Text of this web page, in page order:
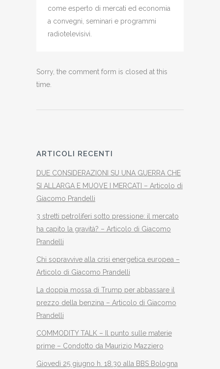
come esperto di mercati ed economia
a convegni, seminari e programmi
radiotelevisivi.
Sorry, the comment form is closed at this
time.
ARTICOLI RECENTI
DUE CONSIDERAZIONI SU UNA GUERRA CHE
SI ALLARGA E MUOVE I MERCATI – Articolo di
Giacomo Prandelli
3 stretti petroliferi sotto pressione: il mercato
ha capito la gravità? – Articolo di Giacomo
Prandelli
Chi sopravvive alla crisi energetica europea –
Articolo di Giacomo Prandelli
La doppia mossa di Trump per abbassare il
prezzo della benzina – Articolo di Giacomo
Prandelli
COMMODITY TALK – Il punto sulle materie
prime – Condotto da Maurizio Mazziero
Giovedì 25 giugno h. 18.30 alla BBS Bologna